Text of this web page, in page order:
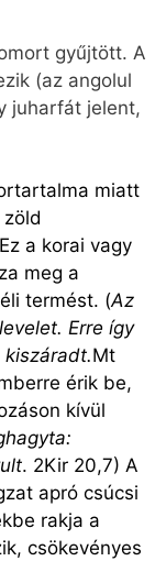
gyűjtött. A
(az angolul
juharfát jelent,
miatt
a korai vagy
meg a
termést. (Az
Erre így
Mt
érik be,
kívül
. 2Kir 20,7) A
apró csúcsi
rakja a
csökevényes